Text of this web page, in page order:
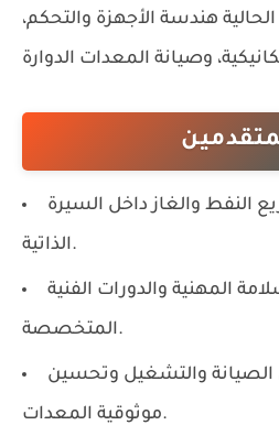
هندسة الأجهزة والتحكم،
النفط والغاز داخل السيرة
الذاتية.
المهنية والدورات الفنية
المتخصصة.
الصيانة والتشغيل وتحسين
موثوقية المعدات.